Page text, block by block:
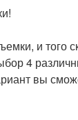
и того
4
вы